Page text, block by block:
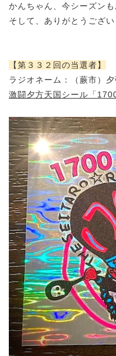
かんちゃん、今シーズンも
そして、ありがとうござい
【第３３２回の当選者】
ラジオネーム：（蕨市）
激闘夕方天国シール「